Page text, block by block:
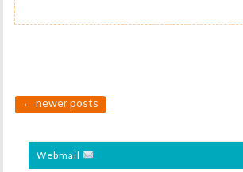
← newer posts
Webmail